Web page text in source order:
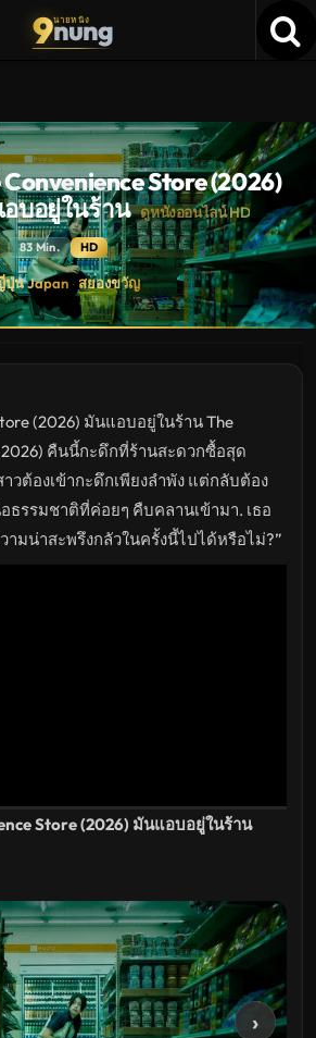
9นายหนัง
nung
Store (2026)
บอยู่ในร้าน ดูหนังออนไลน์ HD
83 Min. HD
น Japan · สยองขวัญ
(2026) มันแอบอยู่ในร้าน The
คืนนี้กะดึกที่ร้านสะดวกซื้อสุด
วต้องเข้ากะดึกเพียงลำพัง แต่กลับต้อง
ธรรมชาติที่ค่อยๆ คืบคลานเข้ามา. เธอ
ามน่าสะพรึงกลัวในครั้งนี้ไปได้หรือไม่?”
Store (2026) มันแอบอยู่ในร้าน
›